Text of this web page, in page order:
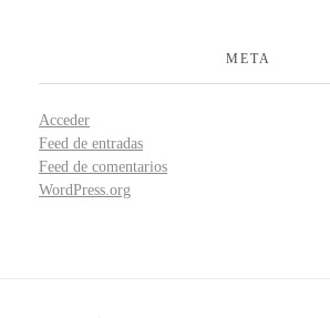
META
Acceder
Feed de entradas
Feed de comentarios
WordPress.org